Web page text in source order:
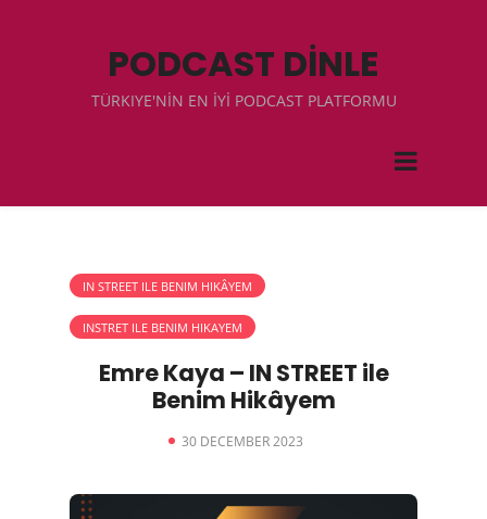
PODCAST DİNLE
TÜRKIYE'NİN EN İYİ PODCAST PLATFORMU
IN STREET ILE BENIM HIKÂYEM
INSTRET ILE BENIM HIKAYEM
Emre Kaya – IN STREET ile
Benim Hikâyem
30 DECEMBER 2023